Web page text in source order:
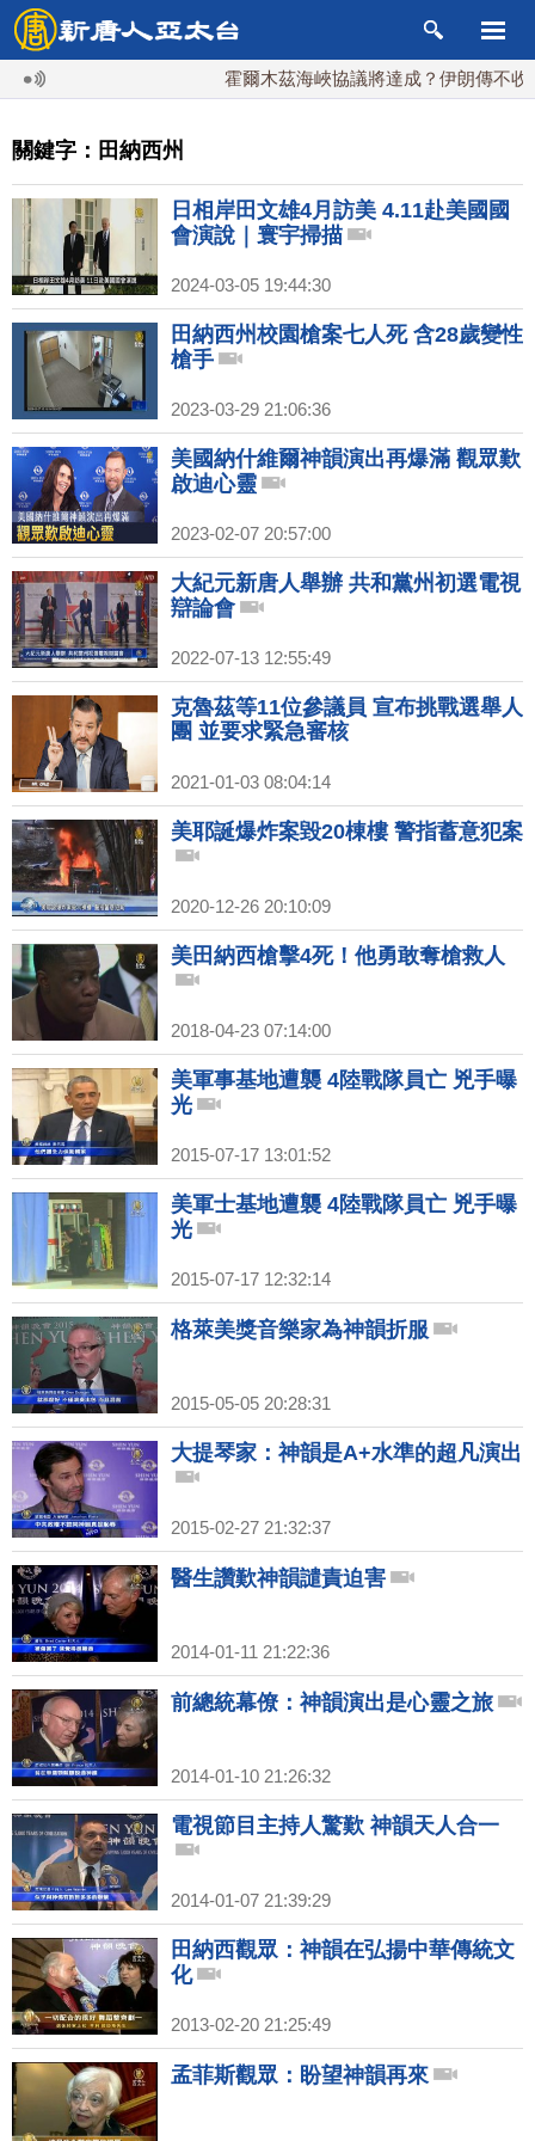
霍爾木茲海峽協議將達成？伊朗傳不收通
關鍵字：田納西州
日相岸田文雄4月訪美 4.11赴美國國
會演說｜寰宇掃描
2024-03-05 19:44:30
田納西州校園槍案七人死 含28歲變性
槍手
2023-03-29 21:06:36
美國納什維爾神韻演出再爆滿 觀眾歎
啟迪心靈
2023-02-07 20:57:00
大紀元新唐人舉辦 共和黨州初選電視
辯論會
2022-07-13 12:55:49
克魯茲等11位參議員 宣布挑戰選舉人
團 並要求緊急審核
2021-01-03 08:04:14
美耶誕爆炸案毀20棟樓 警指蓄意犯案
2020-12-26 20:10:09
美田納西槍擊4死！他勇敢奪槍救人
2018-04-23 07:14:00
美軍事基地遭襲 4陸戰隊員亡 兇手曝
光
2015-07-17 13:01:52
美軍士基地遭襲 4陸戰隊員亡 兇手曝
光
2015-07-17 12:32:14
格萊美獎音樂家為神韻折服
2015-05-05 20:28:31
大提琴家：神韻是A+水準的超凡演出
2015-02-27 21:32:37
醫生讚歎神韻譴責迫害
2014-01-11 21:22:36
前總統幕僚：神韻演出是心靈之旅
2014-01-10 21:26:32
電視節目主持人驚歎 神韻天人合一
2014-01-07 21:39:29
田納西觀眾：神韻在弘揚中華傳統文
化
2013-02-20 21:25:49
孟菲斯觀眾：盼望神韻再來